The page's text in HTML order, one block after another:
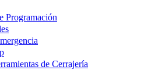
Programación
de Cerrajería